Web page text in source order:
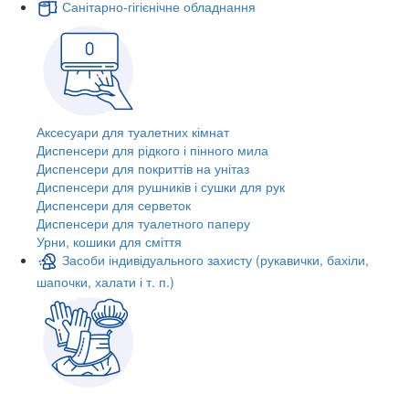
Санітарно-гігієнічне обладнання
Аксесуари для туалетних кімнат
Диспенсери для рідкого і пінного мила
Диспенсери для покриттів на унітаз
Диспенсери для рушників і сушки для рук
Диспенсери для серветок
Диспенсери для туалетного паперу
Урни, кошики для сміття
Засоби індивідуального захисту (рукавички, бахіли,
шапочки, халати і т. п.)